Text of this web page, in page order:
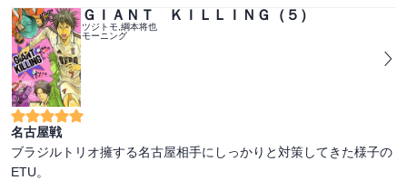
ＧＩＡＮＴ ＫＩＬＬＩＮＧ（５）
ツジトモ,綱本将也
モーニング
名古屋戦
ブラジルトリオ擁する名古屋相手にしっかりと対策してきた様子の
ETU。